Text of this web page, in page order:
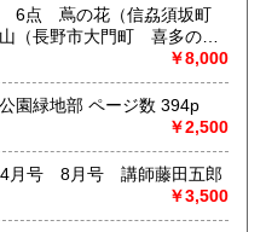
み・ご予約は、お電話・ま
お気軽にお問合わせくださ
るお宅、昭和40年以前の古
です。
代文献、外国書
6点 蔦の花（信劦須坂町
（長野市大門町 喜多の園
澤園本舗）梅の花（信州須
中野町 西澤茶舗）美泉瀧
店）瀧の音（信濃吉田本
￥8,000
東京の公園110年 東京都建設局公園緑地部 ページ数 394p
￥2,500
月号 8月号 講師藤田五郎
￥3,500